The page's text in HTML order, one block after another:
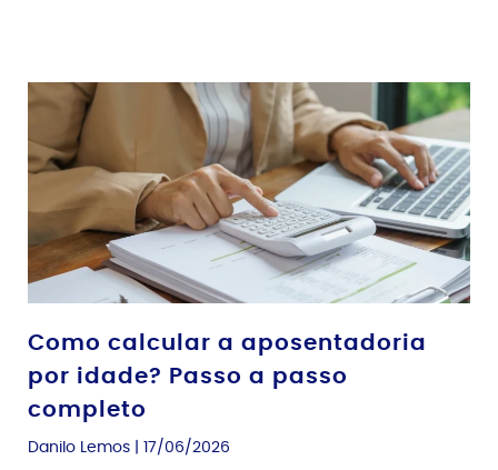
Como calcular a aposentadoria
por idade? Passo a passo
completo
Danilo Lemos 17/06/2026